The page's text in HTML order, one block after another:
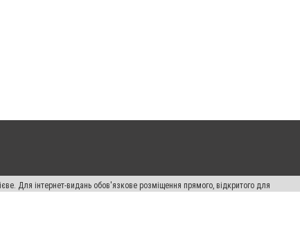
Для інтернет-видань обов'язкове розміщення прямого, відкритого для